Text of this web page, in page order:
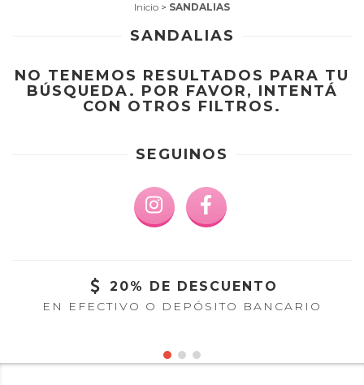
Inicio > SANDALIAS
SANDALIAS
NO TENEMOS RESULTADOS PARA TU
BÚSQUEDA. POR FAVOR, INTENTÁ
CON OTROS FILTROS.
SEGUINOS
20% DE DESCUENTO
EN EFECTIVO O DEPÓSITO BANCARIO